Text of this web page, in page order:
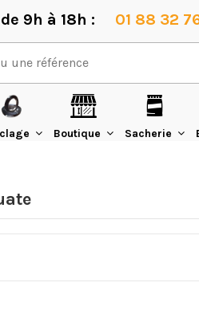
9h à 18h : 01 88 32
Boutique Sacherie